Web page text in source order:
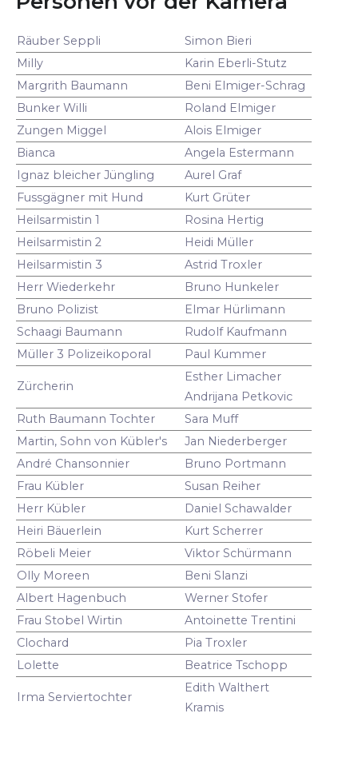
Räuber Seppli
Simon Bieri
Milly
Karin Eberli-Stutz
Margrith Baumann
Beni Elmiger-Schrag
Bunker Willi
Roland Elmiger
Zungen Miggel
Alois Elmiger
Bianca
Angela Estermann
Ignaz bleicher Jüngling
Aurel Graf
Fussgägner mit Hund
Kurt Grüter
Heilsarmistin 1
Rosina Hertig
Heilsarmistin 2
Heidi Müller
Heilsarmistin 3
Astrid Troxler
Herr Wiederkehr
Bruno Hunkeler
Bruno Polizist
Elmar Hürlimann
Schaagi Baumann
Rudolf Kaufmann
Müller 3 Polizeikoporal
Paul Kummer
Zürcherin
Esther Limacher
Andrijana Petkovic
Ruth Baumann Tochter
Sara Muff
Martin, Sohn von Kübler's
Jan Niederberger
André Chansonnier
Bruno Portmann
Frau Kübler
Susan Reiher
Herr Kübler
Daniel Schawalder
Heiri Bäuerlein
Kurt Scherrer
Röbeli Meier
Viktor Schürmann
Olly Moreen
Beni Slanzi
Albert Hagenbuch
Werner Stofer
Frau Stobel Wirtin
Antoinette Trentini
Clochard
Pia Troxler
Lolette
Beatrice Tschopp
Irma Serviertochter
Edith Walthert
Kramis